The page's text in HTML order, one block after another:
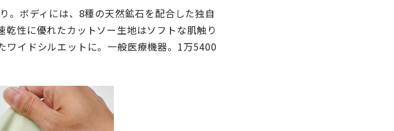
。ボディには、8種の天然鉱石を配合した独自
性に優れたカットソー生地はソフトな肌触り
ワイドシルエットに。一般医療機器。1万5400